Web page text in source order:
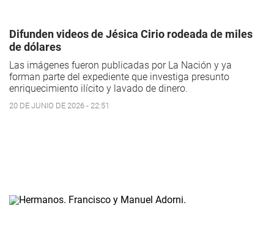
Difunden videos de Jésica Cirio rodeada de miles
de dólares
Las imágenes fueron publicadas por La Nación y ya
forman parte del expediente que investiga presunto
enriquecimiento ilícito y lavado de dinero.
20 DE JUNIO DE 2026 - 22:51